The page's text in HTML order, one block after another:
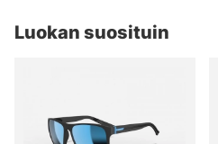
varastoida, lähetä sähköpostia
Luokan suosituin